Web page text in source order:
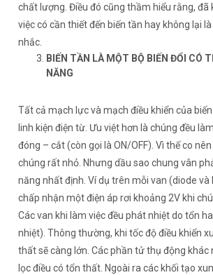
chất lượng. Điều đó cũng thầm hiểu rằng, đã
việc có cần thiết đến biến tần hay không lại
nhắc.
BIẾN TẦN LÀ MỘT BỘ BIẾN ĐỔI CÓ
NĂNG
Tất cả mạch lực và mạch điều khiển của
linh kiện điện từ. Ưu việt hơn là chúng đều
đóng – cắt (còn gọi là ON/OFF). Vì thế co
chúng rất nhỏ. Nhưng dầu sao chung vân
năng nhất định. Ví dụ trên mỗi van (diode và
chấp nhận một điện áp rơi khoảng 2V khi
Các van khi làm việc đều phát nhiệt do tổn
nhiệt). Thông thường, khi tốc độ điều khiển
thất sẽ càng lớn. Các phần tử thụ động khác
lọc điều có tổn thất. Ngoài ra các khối tạo